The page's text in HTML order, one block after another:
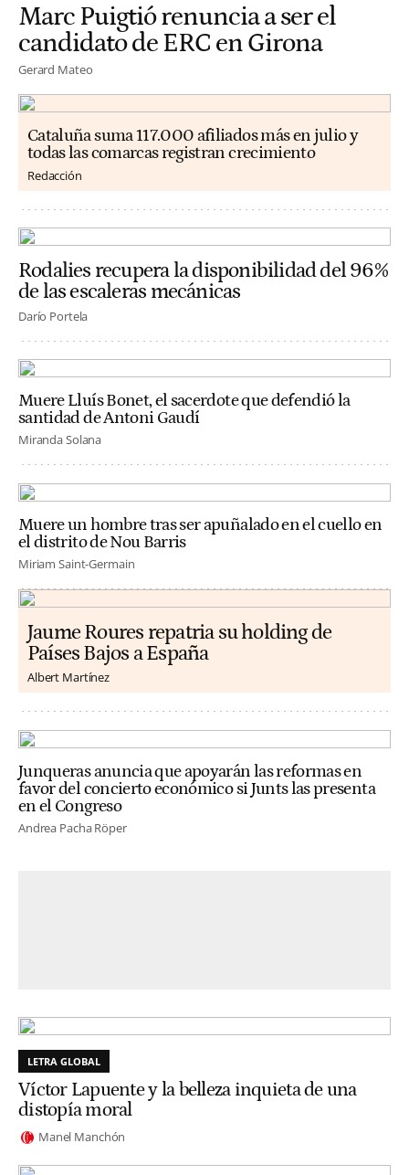
Marc Puigtió renuncia a ser el
candidato de ERC en Girona
Gerard Mateo
Cataluña suma 117.000 afiliados más en julio y
todas las comarcas registran crecimiento
Redacción
Rodalies recupera la disponibilidad del 96%
de las escaleras mecánicas
Darío Portela
Muere Lluís Bonet, el sacerdote que defendió la
santidad de Antoni Gaudí
Miranda Solana
Muere un hombre tras ser apuñalado en el cuello en
el distrito de Nou Barris
Miriam Saint-Germain
Jaume Roures repatria su holding de
Países Bajos a España
Albert Martínez
Junqueras anuncia que apoyarán las reformas en
favor del concierto económico si Junts las presenta
en el Congreso
Andrea Pacha Röper
LETRA GLOBAL
Víctor Lapuente y la belleza inquieta de una
distopía moral
Manel Manchón